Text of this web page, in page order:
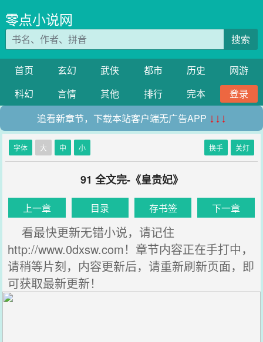
零点小说网
搜索
首页 玄幻 武侠 都市 历史
网游
科幻
言情 其他 排行 完本
登录
追看新章节，下载本站客户端无广告APP ↓↓↓
字体 大 中 小 换手 关灯
91 全文完-《皇贵妃》
上一章 目录 存书签 下一章
看最快更新无错小说，请记住
http://www.0dxsw.com！章节内容正在手打中，
请稍等片刻，内容更新后，请重新刷新页面，即
可获取最新更新！